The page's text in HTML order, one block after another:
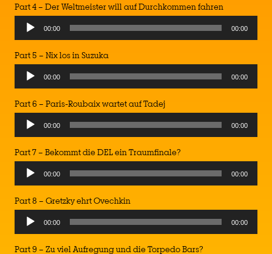
Part 4 – Der Weltmeister will auf Durchkommen fahren
00:00 00:00
Part 5 – Nix los in Suzuka
Audio
Player
00:00 00:00
Part 6 – Paris-Roubaix wartet auf Tadej
Audio
Player
00:00 00:00
Part 7 – Bekommt die DEL ein Traumfinale?
Audio
Player
00:00 00:00
Part 8 – Gretzky ehrt Ovechkin
Audio
Player
00:00 00:00
Part 9 – Zu viel Aufregung und die Torpedo Bars?